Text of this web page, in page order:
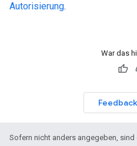
Autorisierung.
War das
Sofern nicht anders angegeben,